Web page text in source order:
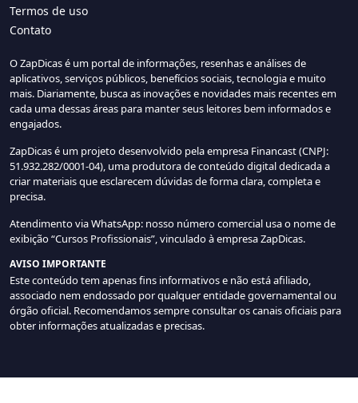
Termos de uso
Contato
O ZapDicas é um portal de informações, resenhas e análises de
aplicativos, serviços públicos, benefícios sociais, tecnologia e muito
mais. Diariamente, busca as inovações e novidades mais recentes em
cada uma dessas áreas para manter seus leitores bem informados e
engajados.
ZapDicas é um projeto desenvolvido pela empresa Financast (CNPJ:
51.932.282/0001-04), uma produtora de conteúdo digital dedicada a
criar materiais que esclarecem dúvidas de forma clara, completa e
precisa.
Atendimento via WhatsApp: nosso número comercial usa o nome de
exibição “Cursos Profissionais”, vinculado à empresa ZapDicas.
AVISO IMPORTANTE
Este conteúdo tem apenas fins informativos e não está afiliado,
associado nem endossado por qualquer entidade governamental ou
órgão oficial. Recomendamos sempre consultar os canais oficiais para
obter informações atualizadas e precisas.